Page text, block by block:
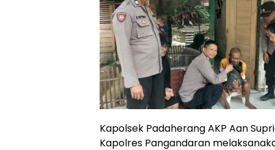
Kapolsek Padaherang AKP Aan
Kapolres Pangandaran